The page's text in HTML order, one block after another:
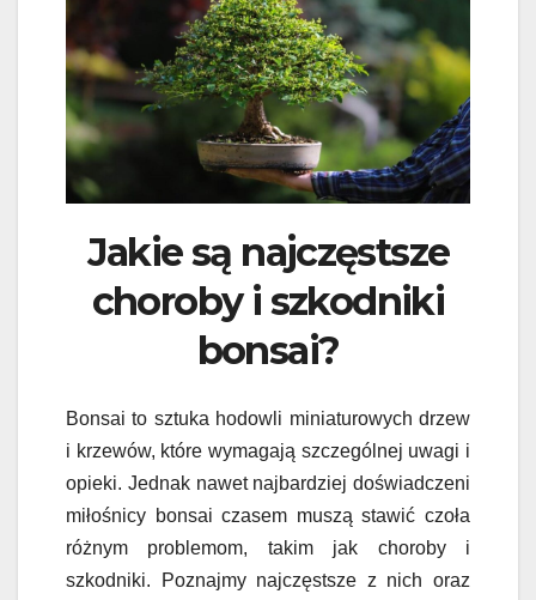
Jakie są najczęstsze
choroby i szkodniki
bonsai?
Bonsai to sztuka hodowli miniaturowych drzew
i krzewów, które wymagają szczególnej uwagi i
opieki. Jednak nawet najbardziej doświadczeni
miłośnicy bonsai czasem muszą stawić czoła
różnym problemom, takim jak choroby i
szkodniki. Poznajmy najczęstsze z nich oraz